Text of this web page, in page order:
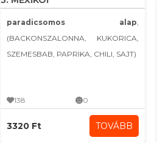
paradicsomos alap,
(BACKONSZALONNA, KUKORICA,
SZEMESBAB, PAPRIKA, CHILI, SAJT)
138 0
3320 Ft TOVÁBB